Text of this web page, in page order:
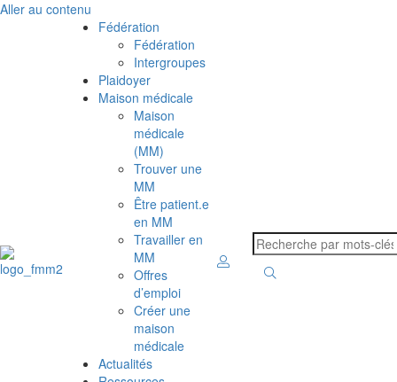
Aller au contenu
Fédération
Fédération
Intergroupes
Plaidoyer
Maison médicale
Maison
médicale
(MM)
Trouver une
MM
Être patient.e
en MM
Travailler en
MM
Offres
d’emploi
Créer une
maison
médicale
Actualités